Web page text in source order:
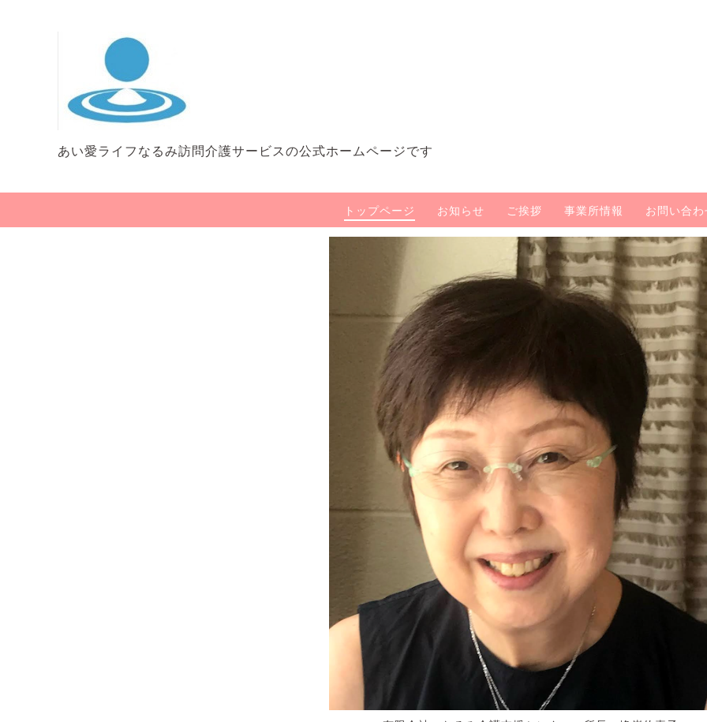
あい愛ライフなるみ訪問介護サービスの公式ホームページです
トップページ お知らせ ご挨拶 事業所情報 お問い合わ